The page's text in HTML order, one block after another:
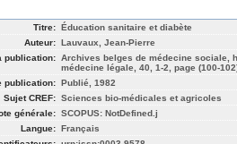
Titre: Éducation sanitaire et diabète
Auteur: Lauvaux, Jean-Pierre
publication: Archives belges de médecine sociale,
médecine légale, 40, 1-2, page (100-
publication: Publié, 1982
Sujet CREF: Sciences bio-médicales et agricoles
générale: SCOPUS: NotDefined.j
Langue: Français